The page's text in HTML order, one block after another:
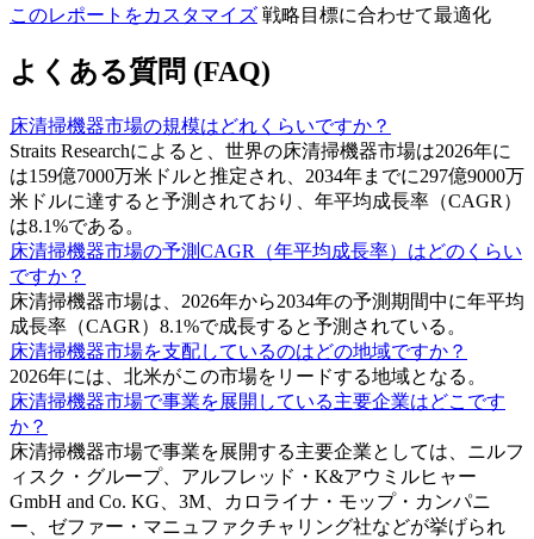
このレポートをカスタマイズ 戦略目標に合わせて最適化
よくある質問 (FAQ)
床清掃機器市場の規模はどれくらいですか？
Straits Researchによると、世界の床清掃機器市場は2026年に
は159億7000万米ドルと推定され、2034年までに297億9000万
米ドルに達すると予測されており、年平均成長率（CAGR）
は8.1%である。
床清掃機器市場の予測CAGR（年平均成長率）はどのくらい
ですか？
床清掃機器市場は、2026年から2034年の予測期間中に年平均
成長率（CAGR）8.1%で成長すると予測されている。
床清掃機器市場を支配しているのはどの地域ですか？
2026年には、北米がこの市場をリードする地域となる。
床清掃機器市場で事業を展開している主要企業はどこです
か？
床清掃機器市場で事業を展開する主要企業としては、ニルフ
ィスク・グループ、アルフレッド・K&アウミルヒャー
GmbH and Co. KG、3M、カロライナ・モップ・カンパニ
ー、ゼファー・マニュファクチャリング社などが挙げられ